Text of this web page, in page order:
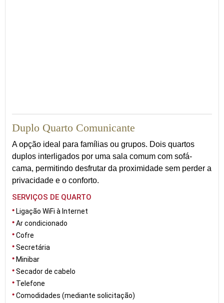
Duplo Quarto Comunicante
A opção ideal para famílias ou grupos. Dois quartos
duplos interligados por uma sala comum com sofá-
cama, permitindo desfrutar da proximidade sem perder a
privacidade e o conforto.
SERVIÇOS DE QUARTO
Ligação WiFi à Internet
Ar condicionado
Cofre
Secretária
Minibar
Secador de cabelo
Telefone
Comodidades (mediante solicitação)